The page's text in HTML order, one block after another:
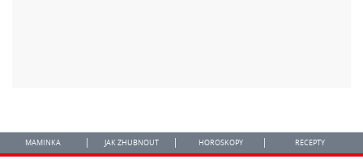
MAMINKA JAK ZHUBNOUT HOROSKOPY RECEPTY